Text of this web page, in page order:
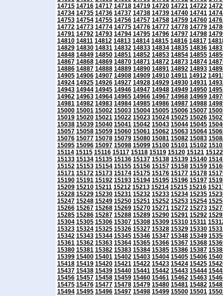
14715 14716 14717 14718 14719 14720 14721 14722
14734 14735 14736 14737 14738 14739 14740 14741
14753 14754 14755 14756 14757 14758 14759 14760
14772 14773 14774 14775 14776 14777 14778 14779
14791 14792 14793 14794 14795 14796 14797 14798
14810 14811 14812 14813 14814 14815 14816 14817
14829 14830 14831 14832 14833 14834 14835 14836
14848 14849 14850 14851 14852 14853 14854 14855
14867 14868 14869 14870 14871 14872 14873 14874
14886 14887 14888 14889 14890 14891 14892 14893
14905 14906 14907 14908 14909 14910 14911 14912
14924 14925 14926 14927 14928 14929 14930 14931
14943 14944 14945 14946 14947 14948 14949 14950
14962 14963 14964 14965 14966 14967 14968 14969
14981 14982 14983 14984 14985 14986 14987 14988
15000 15001 15002 15003 15004 15005 15006 15007
15019 15020 15021 15022 15023 15024 15025 15026
15038 15039 15040 15041 15042 15043 15044 15045
15057 15058 15059 15060 15061 15062 15063 15064
15076 15077 15078 15079 15080 15081 15082 15083
15095 15096 15097 15098 15099 15100 15101 15102
15114 15115 15116 15117 15118 15119 15120 15121 15122
15133 15134 15135 15136 15137 15138 15139 15140
15152 15153 15154 15155 15156 15157 15158 15159
15171 15172 15173 15174 15175 15176 15177 15178
15190 15191 15192 15193 15194 15195 15196 15197
15209 15210 15211 15212 15213 15214 15215 15216
15228 15229 15230 15231 15232 15233 15234 15235
15247 15248 15249 15250 15251 15252 15253 15254
15266 15267 15268 15269 15270 15271 15272 15273
15285 15286 15287 15288 15289 15290 15291 15292
15304 15305 15306 15307 15308 15309 15310 15311
15323 15324 15325 15326 15327 15328 15329 15330
15342 15343 15344 15345 15346 15347 15348 15349
15361 15362 15363 15364 15365 15366 15367 15368
15380 15381 15382 15383 15384 15385 15386 15387
15399 15400 15401 15402 15403 15404 15405 15406
15418 15419 15420 15421 15422 15423 15424 15425
15437 15438 15439 15440 15441 15442 15443 15444
15456 15457 15458 15459 15460 15461 15462 15463
15475 15476 15477 15478 15479 15480 15481 15482
15494 15495 15496 15497 15498 15499 15500 15501